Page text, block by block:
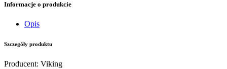
Informacje o produkcie
Opis
Szczegóły produktu
Producent: Viking